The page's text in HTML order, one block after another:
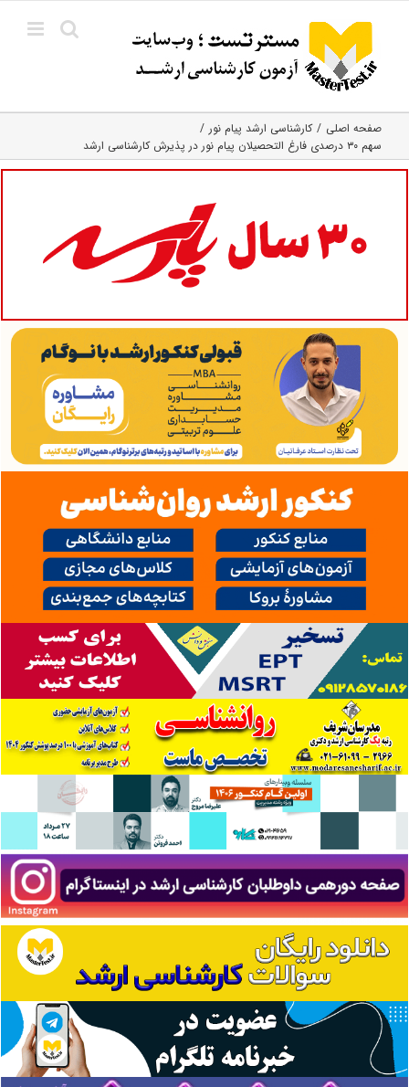
content
صفحه اصلی
کارشناسی ارشد پیام نور
سهم ۳۰ درصدی فارغ التحصیلان پیام نور در پذیرش کارشناسی ارشد